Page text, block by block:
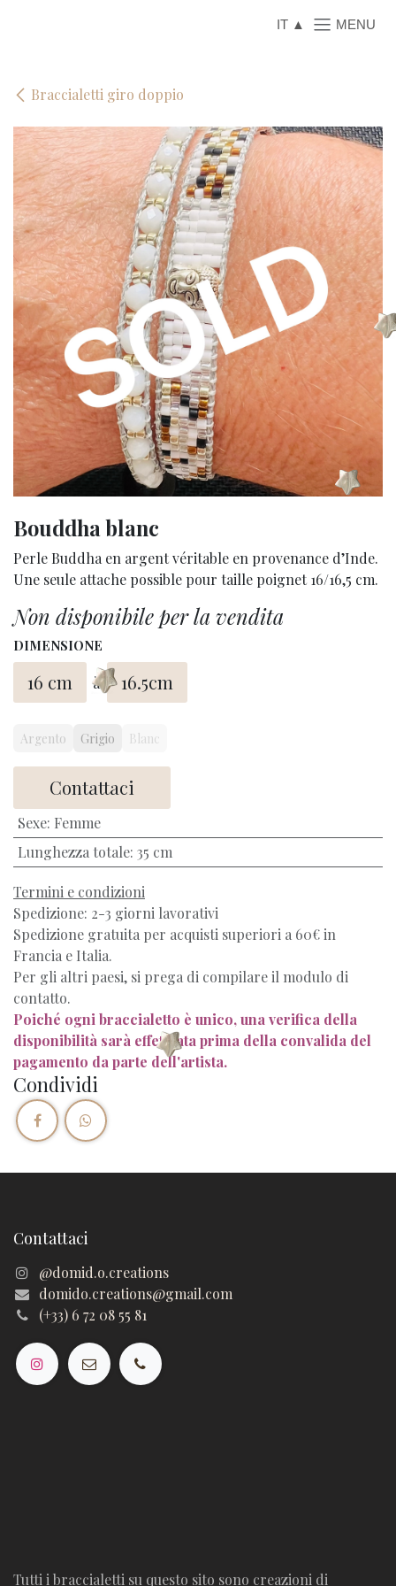
IT
Braccialetti giro doppio
Bouddha blanc
Perle Buddha en argent véritable en provenance d’Inde.
Une seule attache possible pour taille poignet 16/16,5 cm.
Non disponibile per la vendita
DIMENSIONE
16 cm à 16.5cm
Argento Grigio Blanc
Contattaci
Sexe: Femme
Lunghezza totale: 35 cm
Termini e condizioni
Spedizione: 2-3 giorni lavorativi
Spedizione gratuita per acquisti superiori a 60€ in
Francia e Italia.
Per gli altri paesi, si prega di compilare il modulo di
contatto.
Poiché ogni braccialetto è unico, una verifica della
disponibilità sarà effettuata prima della convalida del
pagamento da parte dell'artista.
Condividi
Contattaci
@domid.o.creations
domido.creations@gmail.com
(+33) 6 72 08 55 81
Tutti i braccialetti su questo sito sono creazioni di